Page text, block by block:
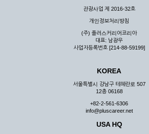
관광사업 제 2016-32호
개인정보처리방침
(주) 플러스커리어코리아
대표: 남광우
사업자등록번호 [214-88-59199]
KOREA
서울특별시 강남구 테헤란로 507
12층 06168
+82-2-561-6306
info@pluscareer.net
USA HQ